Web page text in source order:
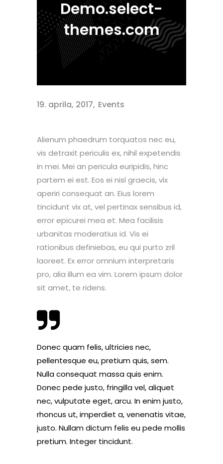
Demo.select-
themes.com
19. aprila, 2017 Events
Alienum phaedrum torquatos nec eu,
vis detraxit periculis ex, nihil expetendis
in mei. Mei an pericula euripidis, hinc
partem ei est. Eos ei nisl graecis, vix
aperiri consequat an. Eius lorem
tincidunt vix at, vel pertinax sensibus id,
error epicurei mea et. Mea facilisis
urbanitas moderatius id. Vis ei
rationibus definiebas, eu qui purto zril
laoreet. Ex error omnium interpretaris
pro, alia illum ea vim. Lorem ipsum dolor
sit amet, te ridens.
Donec quam felis, ultricies nec,
pellentesque eu, pretium quis, sem.
Nulla consequat massa quis enim.
Donec pede justo, fringilla vel, aliquet
nec, vulputate eget, arcu. In enim justo,
rhoncus ut, imperdiet a, venenatis vitae,
justo. Nullam dictum felis eu pede mollis
pretium. Integer tincidunt.